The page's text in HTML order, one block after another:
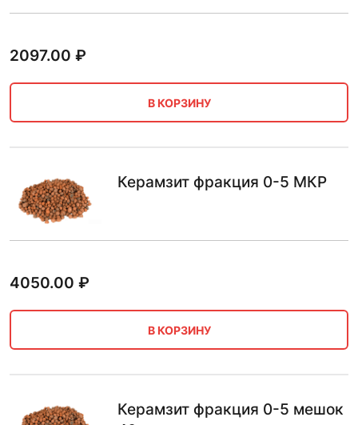
2097.00 ₽
В КОРЗИНУ
Керамзит фракция 0-5 МКР
4050.00 ₽
В КОРЗИНУ
Керамзит фракция 0-5 мешок